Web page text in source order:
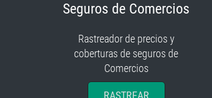
Seguros de Comercios
Rastreador de precios y
coberturas de seguros de
Comercios
RASTREAR